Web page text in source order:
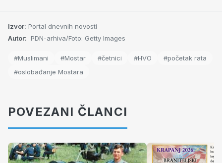
Izvor: Portal dnevnih novosti
Autor: PDN-arhiva/Foto: Getty Images
#Muslimani #Mostar #četnici #HVO
#početak rata
#oslobađanje Mostara
POVEZANI ČLANCI